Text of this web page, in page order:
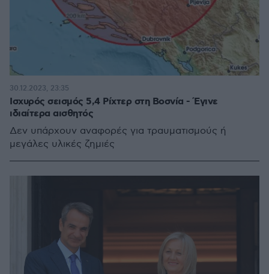
Ισχυρός σεισμός 5,4 Ρίχτερ στη Βοσνία - Έγινε
ιδιαίτερα αισθητός
Δεν υπάρχουν αναφορές για τραυματισμούς ή
μεγάλες υλικές ζημιές
30.12.2023, 23:35